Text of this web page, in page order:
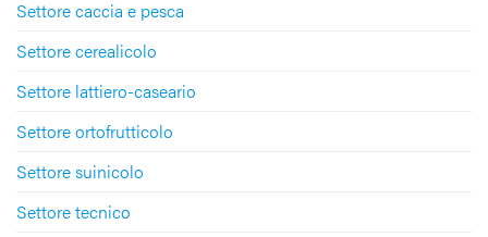
Settore caccia e pesca
Settore cerealicolo
Settore lattiero-caseario
Settore ortofrutticolo
Settore suinicolo
Settore tecnico